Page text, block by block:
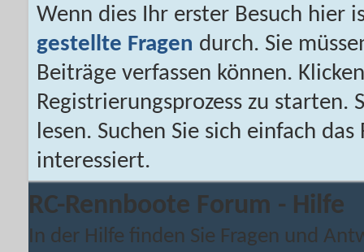
Wenn dies Ihr erster Besuch hier
gestellte Fragen durch. Sie
Beiträge verfassen können.
Registrierungsprozess zu starten.
lesen. Suchen Sie sich einfach
interessiert.
RC-Rennboote Forum - Hilfe
In der Hilfe finden Sie Fragen und